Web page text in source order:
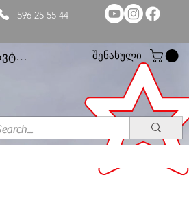
596 25 55 44
შენახული